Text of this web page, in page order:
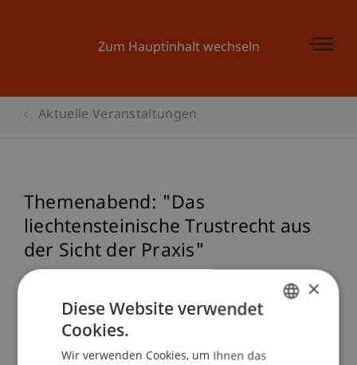
Zum Hauptinhalt wechseln
Aktuelle Veranstaltungen
Themenabend: "Das
liechtensteinische Trustrecht aus
der Sicht der Praxis"
Veranstaltungsdetails
×
Diese Website verwendet
Cookies.
Wir verwenden Cookies, um Ihnen das